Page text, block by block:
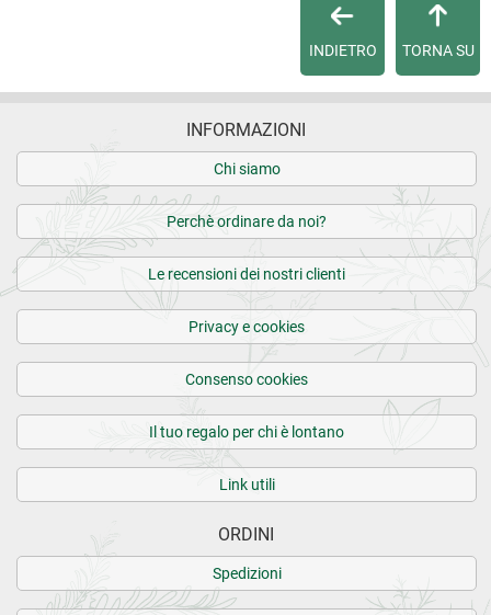
TORNA SU
INDIETRO
INFORMAZIONI
Chi siamo
Perchè ordinare da noi?
Le recensioni dei nostri clienti
Privacy e cookies
Consenso cookies
Il tuo regalo per chi è lontano
Link utili
ORDINI
Spedizioni